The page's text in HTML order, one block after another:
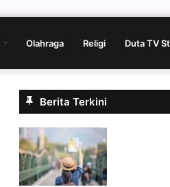
Olahraga Religi Duta TV
Berita Terkini